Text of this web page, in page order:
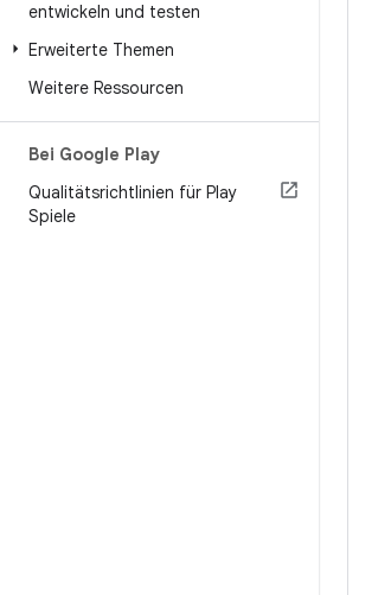
entwickeln und testen
Erweiterte Themen
Weitere Ressourcen
Bei Google Play
Qualitätsrichtlinien für Play
Spiele